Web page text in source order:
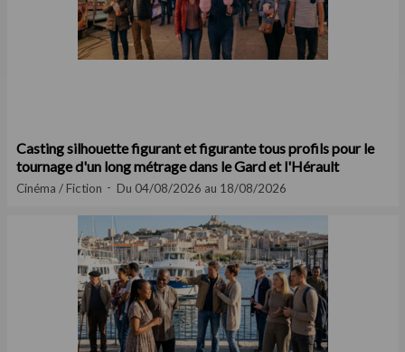
Casting silhouette figurant et figurante tous profils pour le
tournage d'un long métrage dans le Gard et l'Hérault
Cinéma / Fiction Du 04/08/2026 au 18/08/2026